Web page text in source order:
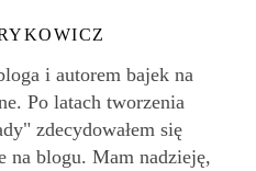
i autorem bajek na
Po latach tworzenia
zdecydowałem się
na blogu. Mam nadzieję,